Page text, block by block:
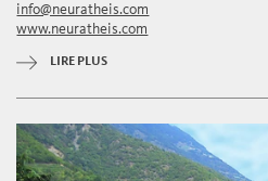
info@neuratheis.com
www.neuratheis.com
LIRE PLUS